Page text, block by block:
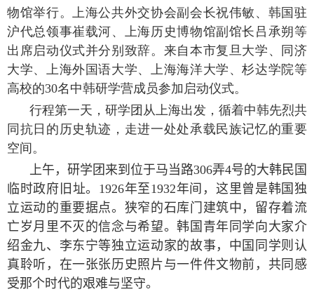
物馆举行。上海公共外交协会副会长祝伟敏、韩国驻
沪代总领事崔载河、上海历史博物馆副馆长吕承朔等
出席启动仪式并分别致辞。来自本市复旦大学、同济
大学、上海外国语大学、上海海洋大学、杉达学院等
高校的30名中韩研学营成员参加启动仪式。
行程第一天，研学团从上海出发，循着中韩先烈共
同抗日的历史轨迹，走进一处处承载民族记忆的重要
空间。
上午，研学团来到位于马当路306弄4号的大韩民国
临时政府旧址。 1926年至1932年间，这里曾是韩国独
立运动的重要据点。狭窄的石库门建筑中，留存着流
亡岁月里不灭的信念与希望。韩国青年同学向大家介
绍金九、李东宁等独立运动家的故事，中国同学则认
真聆听，在一张张历史照片与一件件文物前，共同感
受那个时代的艰难与坚守。